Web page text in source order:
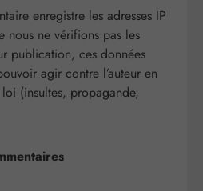
enregistre les adresses IP
nous ne vérifions pas les
publication, ces données
agir contre l’auteur en
(insultes, propagande,